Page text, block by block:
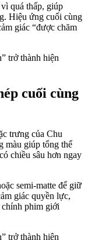
quá thấp, giúp
Hiệu ứng cuối cùng
giác “được chăm
cuối cùng
trưng của Chu
màu giúp tổng thể
chiều sâu hơn ngay
semi-matte để giữ
giác quyền lực,
phim giới